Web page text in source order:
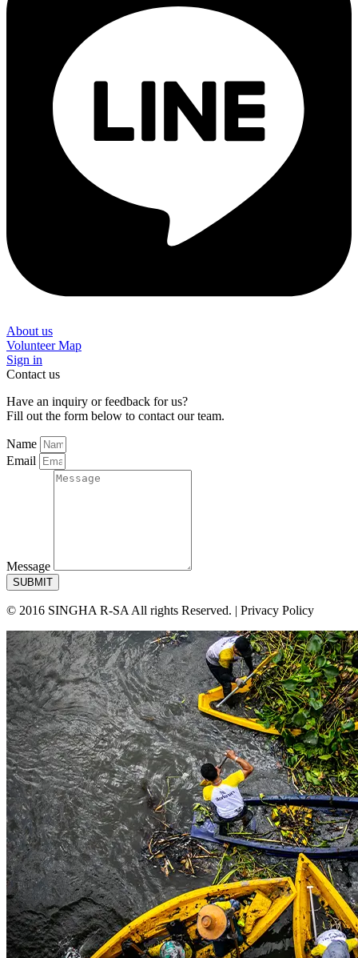
About us
Volunteer Map
Sign in
Contact us
Have an inquiry or feedback for us?
Fill out the form below to contact our team.
Name
Email
Message
SUBMIT
© 2016 SINGHA R-SA All rights Reserved. | Privacy Policy